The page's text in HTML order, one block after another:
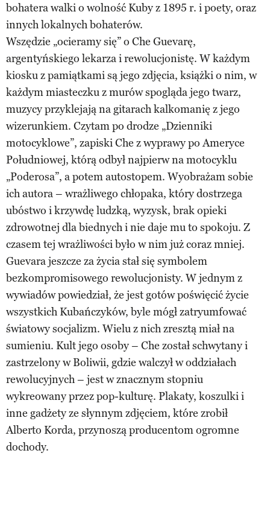
bohatera walki o wolność Kuby z 1895 r. i poety, oraz
innych lokalnych bohaterów.
Wszędzie „ocieramy się” o Che Guevarę,
argentyńskiego lekarza i rewolucjonistę. W każdym
kiosku z pamiątkami są jego zdjęcia, książki o nim, w
każdym miasteczku z murów spogląda jego twarz,
muzycy przyklejają na gitarach kalkomanię z jego
wizerunkiem. Czytam po drodze „Dzienniki
motocyklowe”, zapiski Che z wyprawy po Ameryce
Południowej, którą odbył najpierw na motocyklu
„Poderosa”, a potem autostopem. Wyobrażam sobie
ich autora – wrażliwego chłopaka, który dostrzega
ubóstwo i krzywdę ludzką, wyzysk, brak opieki
zdrowotnej dla biednych i nie daje mu to spokoju. Z
czasem tej wrażliwości było w nim już coraz mniej.
Guevara jeszcze za życia stał się symbolem
bezkompromisowego rewolucjonisty. W jednym z
wywiadów powiedział, że jest gotów poświęcić życie
wszystkich Kubańczyków, byle mógł zatryumfować
światowy socjalizm. Wielu z nich zresztą miał na
sumieniu. Kult jego osoby – Che został schwytany i
zastrzelony w Boliwii, gdzie walczył w oddziałach
rewolucyjnych – jest w znacznym stopniu
wykreowany przez pop-kulturę. Plakaty, koszulki i
inne gadżety ze słynnym zdjęciem, które zrobił
Alberto Korda, przynoszą producentom ogromne
dochody.